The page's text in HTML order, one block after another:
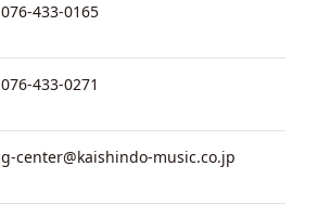
076-433-0165
076-433-0271
g-center@kaishindo-music.co.jp